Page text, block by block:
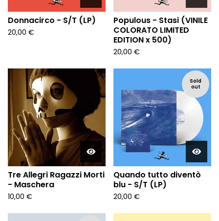
Donnacirco - S/T (LP)
20,00 €
Populous - Stasi (VINILE
COLORATO LIMITED
EDITION x 500)
20,00 €
Tre Allegri Ragazzi Morti
- Maschera
10,00 €
Sold
out
Quando tutto diventò
blu - S/T (LP)
20,00 €